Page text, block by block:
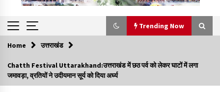
Trending Now
Trending Now
Minorities Rights Day : विश्व अल्पसंख्यक अधिकार दिवस
कार्यक्रम में शामिल हुए सीएम,आधुनिक मदरसों का नाम अब्दुल कलाम के नाम
Home उत्तराखंड
Chatth Festival Uttarakhand:उत्तराखंड में छठ पर्व को लेकर घाटों में लगा
जमावड़ा, व्रतियों ने उदीयमान सूर्य को दिया अर्घ्य